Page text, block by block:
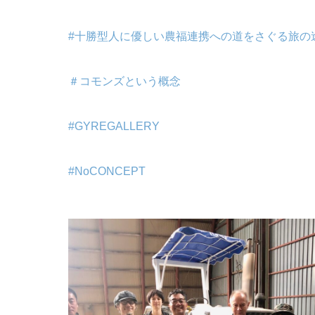
#十勝型人に優しい農福連携への道をさぐる旅の
＃コモンズという概念
#GYREGALLERY
#NoCONCEPT